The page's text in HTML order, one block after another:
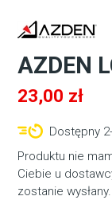
AZDEN
23,00 zł
Dostępny
Produktu nie
Ciebie u
zostanie